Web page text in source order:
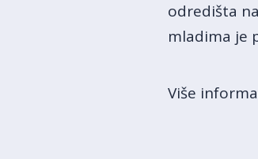
odredišta
mladima je
Više